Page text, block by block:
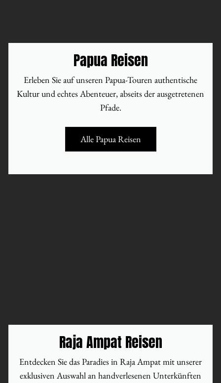
Papua Reisen
Erleben Sie auf unseren Papua-Touren authentische
Kultur und echtes Abenteuer, abseits der ausgetretenen
Pfade.
Alle Papua Reisen
Raja Ampat Reisen
Entdecken Sie das Paradies in Raja Ampat mit unserer
exklusiven Auswahl an handverlesenen Unterkünften